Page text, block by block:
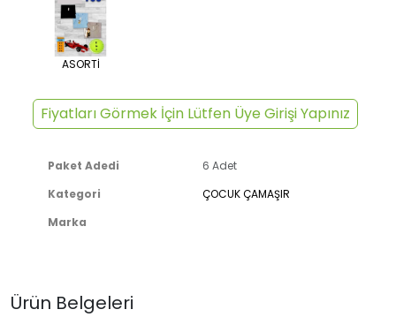
ASORTİ
Fiyatları Görmek İçin Lütfen Üye Girişi Yapınız
Paket Adedi
6 Adet
Kategori
ÇOCUK ÇAMAŞIR
Marka
Ürün Belgeleri